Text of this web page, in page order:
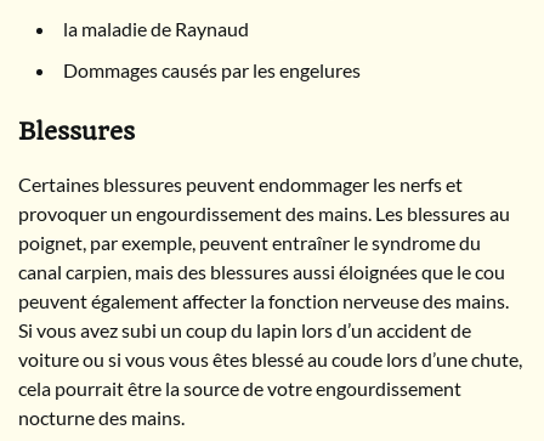
la maladie de Raynaud
Dommages causés par les engelures
Blessures
Certaines blessures peuvent endommager les nerfs et
provoquer un engourdissement des mains. Les blessures au
poignet, par exemple, peuvent entraîner le syndrome du
canal carpien, mais des blessures aussi éloignées que le cou
peuvent également affecter la fonction nerveuse des mains.
Si vous avez subi un coup du lapin lors d’un accident de
voiture ou si vous vous êtes blessé au coude lors d’une chute,
cela pourrait être la source de votre engourdissement
nocturne des mains.